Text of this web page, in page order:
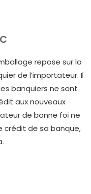
repose sur la
de l’importateur. Il
banquiers ne sont
aux nouveaux
de bonne foi ne
crédit de sa banque,